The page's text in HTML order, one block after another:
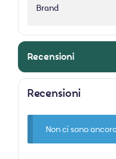
Brand
Recensioni
Recensioni
Non ci sono